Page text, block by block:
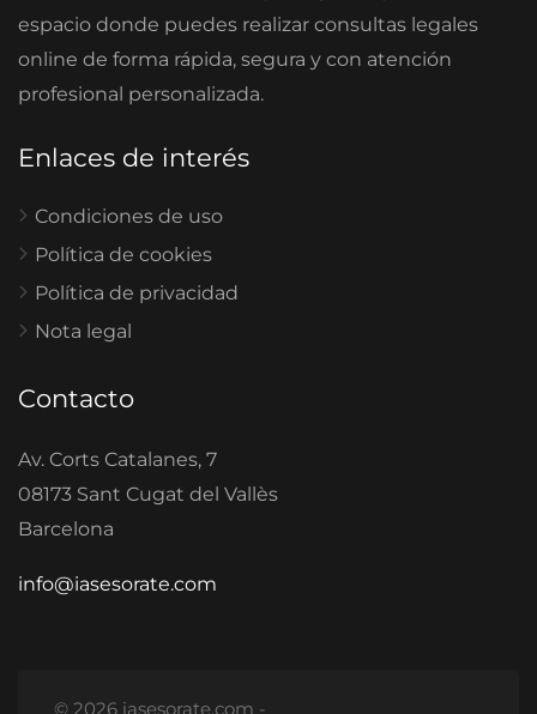
espacio donde puedes realizar consultas legales
online de forma rápida, segura y con atención
profesional personalizada.
Enlaces de interés
Condiciones de uso
Política de cookies
Política de privacidad
Nota legal
Contacto
Av. Corts Catalanes, 7
08173 Sant Cugat del Vallès
Barcelona
info@iasesorate.com
© 2026 iasesorate.com -